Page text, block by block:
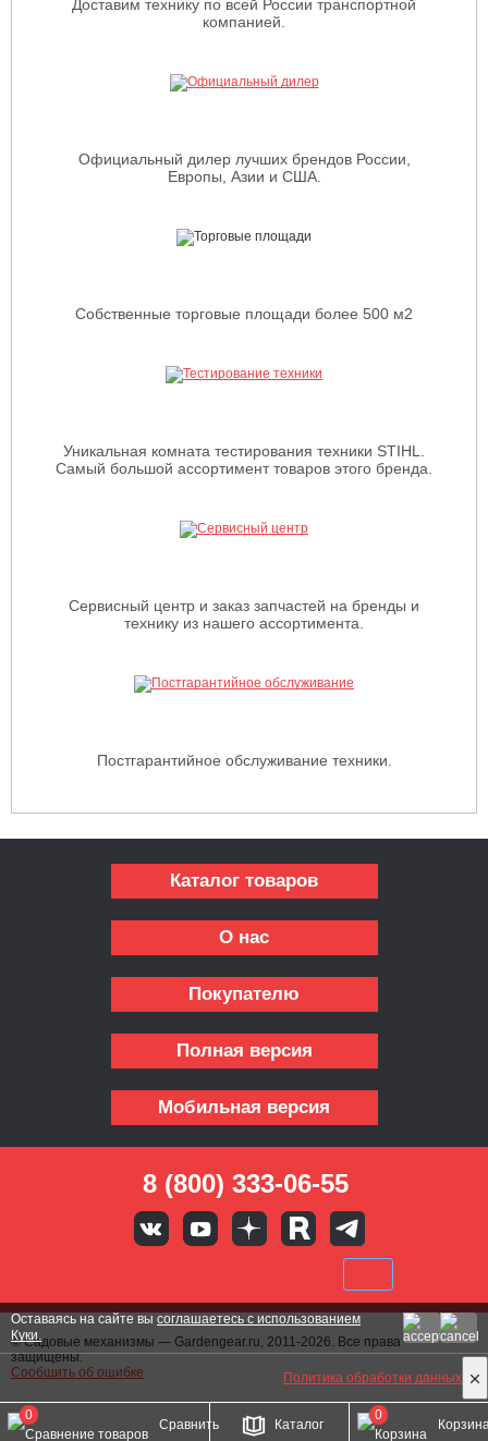
Доставим технику по всей России транспортной
компанией.
Официальный дилер лучших брендов России,
Европы, Азии и США.
Собственные торговые площади более 500 м2
Уникальная комната тестирования техники STIHL.
Самый большой ассортимент товаров этого бренда.
Сервисный центр и заказ запчастей на бренды и
технику из нашего ассортимента.
Постгарантийное обслуживание техники.
Каталог товаров
О нас
Покупателю
Полная версия
Мобильная версия
8 (800) 333-06-55
© Садовые механизмы — Gardengear.ru, 2011-2026. Все права
защищены.
Сообщить об ошибке
0
Каталог
Сравнить
0
Политика обработки данных
Оставаясь на сайте вы соглашаетесь с использованием
Куки.